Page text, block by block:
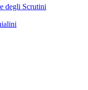
degli Scrutini